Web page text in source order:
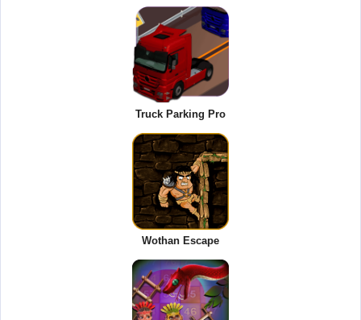
Truck Parking Pro
Wothan Escape